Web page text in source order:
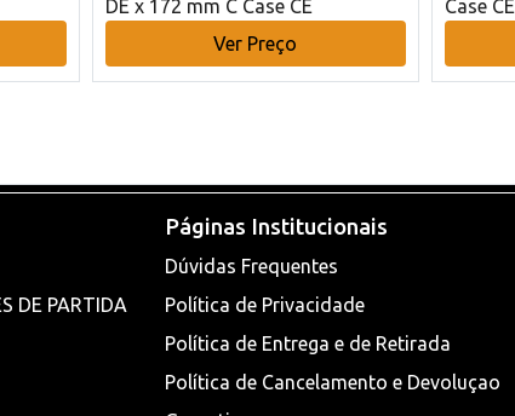
DE x 172 mm C Case CE
Ver Preço
Case CE
DE PARTIDA
Páginas Institucionais
Dúvidas Frequentes
Política de Privacidade
Política de Entrega e de Retirada
Política de Cancelamento e Devoluçao